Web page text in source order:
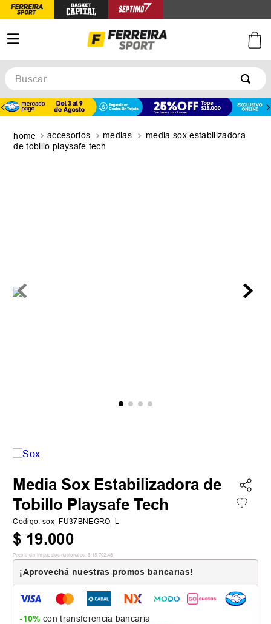
Buscar
accesorios medias
media sox estabilizadora
de tobillo playsafe tech
Media Sox Estabilizadora de
Tobillo Playsafe Tech
Código: sox_FU37BNEGRO_L
$ 19.000
Precio sin impuestos nacionales: $ 15.702 ,48
¡Aprovechá nuestras promos bancarias!
-10% con transferencia bancaria
TÉRMINOS MÁS BUSCADOS
2.
zapatillas